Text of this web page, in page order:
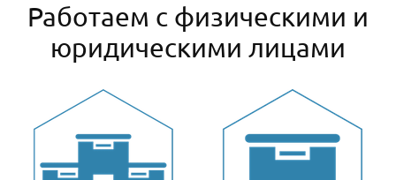
Работаем с физическими и
юридическими лицами